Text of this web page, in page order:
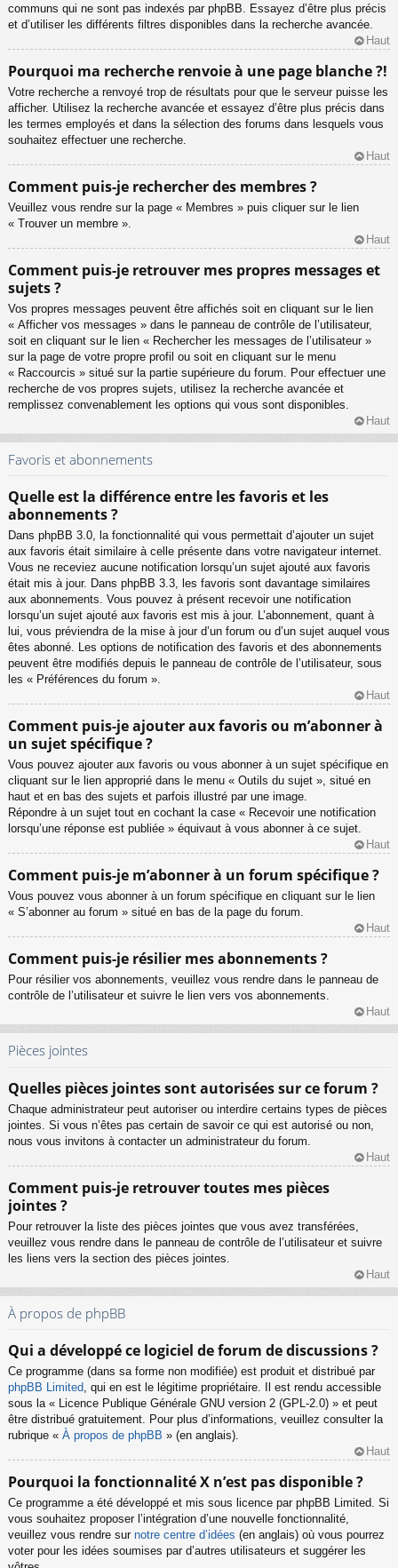
communs qui ne sont pas indexés par phpBB. Essayez d’être plus précis
et d’utiliser les différents filtres disponibles dans la recherche avancée.
Haut
Pourquoi ma recherche renvoie à une page blanche ?!
Votre recherche a renvoyé trop de résultats pour que le serveur puisse les
afficher. Utilisez la recherche avancée et essayez d’être plus précis dans
les termes employés et dans la sélection des forums dans lesquels vous
souhaitez effectuer une recherche.
Haut
Comment puis-je rechercher des membres ?
Veuillez vous rendre sur la page « Membres » puis cliquer sur le lien
« Trouver un membre ».
Haut
Comment puis-je retrouver mes propres messages et
sujets ?
Vos propres messages peuvent être affichés soit en cliquant sur le lien
« Afficher vos messages » dans le panneau de contrôle de l’utilisateur,
soit en cliquant sur le lien « Rechercher les messages de l’utilisateur »
sur la page de votre propre profil ou soit en cliquant sur le menu
« Raccourcis » situé sur la partie supérieure du forum. Pour effectuer une
recherche de vos propres sujets, utilisez la recherche avancée et
remplissez convenablement les options qui vous sont disponibles.
Haut
Favoris et abonnements
Quelle est la différence entre les favoris et les
abonnements ?
Dans phpBB 3.0, la fonctionnalité qui vous permettait d’ajouter un sujet
aux favoris était similaire à celle présente dans votre navigateur internet.
Vous ne receviez aucune notification lorsqu’un sujet ajouté aux favoris
était mis à jour. Dans phpBB 3.3, les favoris sont davantage similaires
aux abonnements. Vous pouvez à présent recevoir une notification
lorsqu’un sujet ajouté aux favoris est mis à jour. L’abonnement, quant à
lui, vous préviendra de la mise à jour d’un forum ou d’un sujet auquel vous
êtes abonné. Les options de notification des favoris et des abonnements
peuvent être modifiés depuis le panneau de contrôle de l’utilisateur, sous
les « Préférences du forum ».
Haut
Comment puis-je ajouter aux favoris ou m’abonner à
un sujet spécifique ?
Vous pouvez ajouter aux favoris ou vous abonner à un sujet spécifique en
cliquant sur le lien approprié dans le menu « Outils du sujet », situé en
haut et en bas des sujets et parfois illustré par une image.
Répondre à un sujet tout en cochant la case « Recevoir une notification
lorsqu’une réponse est publiée » équivaut à vous abonner à ce sujet.
Haut
Comment puis-je m’abonner à un forum spécifique ?
Vous pouvez vous abonner à un forum spécifique en cliquant sur le lien
« S’abonner au forum » situé en bas de la page du forum.
Haut
Comment puis-je résilier mes abonnements ?
Pour résilier vos abonnements, veuillez vous rendre dans le panneau de
contrôle de l’utilisateur et suivre le lien vers vos abonnements.
Haut
Pièces jointes
Quelles pièces jointes sont autorisées sur ce forum ?
Chaque administrateur peut autoriser ou interdire certains types de pièces
jointes. Si vous n’êtes pas certain de savoir ce qui est autorisé ou non,
nous vous invitons à contacter un administrateur du forum.
Haut
Comment puis-je retrouver toutes mes pièces
jointes ?
Pour retrouver la liste des pièces jointes que vous avez transférées,
veuillez vous rendre dans le panneau de contrôle de l’utilisateur et suivre
les liens vers la section des pièces jointes.
Haut
À propos de phpBB
Qui a développé ce logiciel de forum de discussions ?
Ce programme (dans sa forme non modifiée) est produit et distribué par
phpBB Limited, qui en est le légitime propriétaire. Il est rendu accessible
sous la « Licence Publique Générale GNU version 2 (GPL-2.0) » et peut
être distribué gratuitement. Pour plus d’informations, veuillez consulter la
rubrique « À propos de phpBB » (en anglais).
Haut
Pourquoi la fonctionnalité X n’est pas disponible ?
Ce programme a été développé et mis sous licence par phpBB Limited. Si
vous souhaitez proposer l’intégration d’une nouvelle fonctionnalité,
veuillez vous rendre sur notre centre d’idées (en anglais) où vous pourrez
voter pour les idées soumises par d’autres utilisateurs et suggérer les